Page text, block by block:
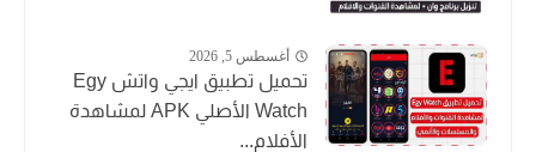
أغسطس 5, 2026
تحميل تطبيق ايجي واتش Egy
Watch الأصلي APK لمشاهدة
الأفلام...